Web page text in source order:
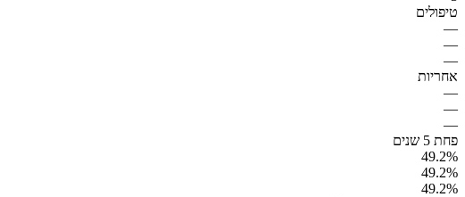
טיפולים
—
—
—
אחריות
—
—
—
פחת 5 שנים
49.2%
49.2%
49.2%